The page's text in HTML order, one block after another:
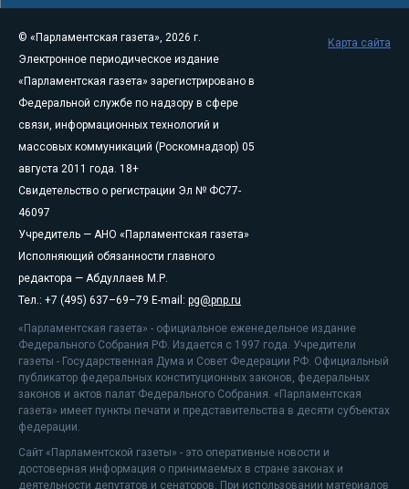
© «Парламентская газета», 2026 г.
Электронное периодическое издание
«Парламентская газета» зарегистрировано в
Федеральной службе по надзору в сфере
связи, информационных технологий и
массовых коммуникаций (Роскомнадзор) 05
августа 2011 года. 18+
Свидетельство о регистрации Эл № ФС77-
46097
Учредитель — АНО «Парламентская газета»
Исполняющий обязанности главного
редактора — Абдуллаев М.Р.
Тел.: +7 (495) 637–69–79 E-mail: pg@pnp.ru
«Парламентская газета» - официальное еженедельное издание
Федерального Собрания РФ. Издается с 1997 года. Учредители
газеты - Государственная Дума и Совет Федерации РФ. Официальный
публикатор федеральных конституционных законов, федеральных
законов и актов палат Федерального Собрания. «Парламентская
газета» имеет пункты печати и представительства в десяти субъектах
федерации.
Сайт «Парламентской газеты» - это оперативные новости и
достоверная информация о принимаемых в стране законах и
деятельности депутатов и сенаторов. При использовании материалов
Карта сайта